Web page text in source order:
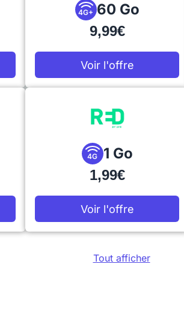
4G+ 60 Go
9,99€
Voir l'offre
4G 1 Go
1,99€
Voir l'offre
Tout afficher